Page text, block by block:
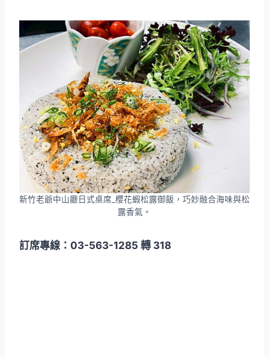
新竹老爺中山廳日式桌席_櫻花蝦松露御飯，巧妙融合海味與松
露香氣。
訂席專線：03-563-1285 轉 318